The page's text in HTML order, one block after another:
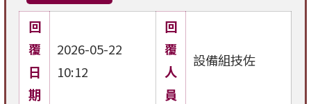
回
覆
日
期
2026-05-22
10:12
回
覆
人
員
設備組技佐